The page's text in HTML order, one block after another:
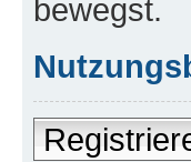
bewegst.